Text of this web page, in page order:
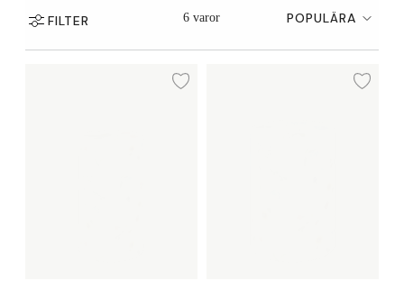
FILTER 6 varor POPULÄRA
Lägg till i önskelista